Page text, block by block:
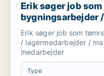
Erik søger job
bygningsarbejder
medarbejder
Erik søger job som
/ lagermedarbejder /
medarbejder
Type